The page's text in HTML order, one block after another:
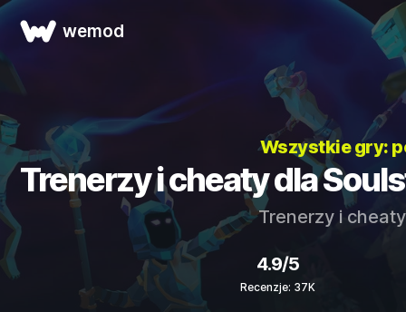
wemod
Wszystkie gry:
Trenerzy i cheaty dla
Trenerzy i
4.9/5
Recenzje: 37K